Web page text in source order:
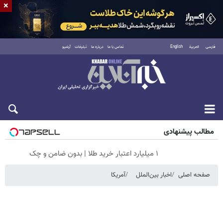
فارسی العربية English تماس با ما درباره ما تبلیغات آرشیو
جمعه ۱۶ مرداد ۱۴۰۵
مطالب پیشنهادی
۱ میلیارد اعتبار خرید طلا | بدون ضامن و چک
صفحه اصلی اخبار بین‌الملل آمریکا
×